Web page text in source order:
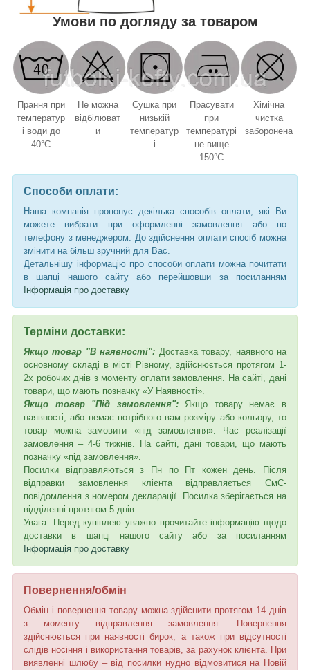
Умови по догляду за товаром
Прання при
температур
і води до
40°C
Не можна
відбілюват
и
Сушка при
низькій
температур
і
Прасувати
при
температурі
не вище
150°C
Хімічна
чистка
заборонена
Способи оплати:
Наша компанія пропонує декілька способів оплати, які Ви
можете вибрати при оформленні замовлення або по
телефону з менеджером. До здійснення оплати спосіб можна
змінити на більш зручний для Вас.
Детальнішу інформацію про способи оплати можна почитати
в шапці нашого сайту або перейшовши за посиланням
Інформація про доставку
Терміни доставки:
Якщо товар "В наявності": Доставка товару, наявного на
основному складі в місті Рівному, здійснюється протягом 1-
2х робочих днів з моменту оплати замовлення. На сайті, дані
товари, що мають позначку «У Наявності».
Якщо товар "Під замовлення":Якщо товару немає в
наявності, або немає потрібного вам розміру або кольору, то
товар можна замовити «під замовлення». Час реалізації
замовлення – 4-6 тижнів. На сайті, дані товари, що мають
позначку «під замовлення».
Посилки відправляються з Пн по Пт кожен день. Після
відправки замовлення клієнта відправляється СмС-
повідомлення з номером декларації. Посилка зберігається на
відділенні протягом 5 днів.
Увага: Перед купівлею уважно прочитайте інформацію щодо
доставки в шапці нашого сайту або за посиланням
Інформація про доставку
Повернення/обмін
Обмін і повернення товару можна здійснити протягом 14 днів
з моменту відправлення замовлення. Повернення
здійснюється при наявності бирок, а також при відсутності
слідів носіння і використання товарів, за рахунок клієнта. При
виявленні шлюбу – від посилки нудно відмовитися на Новій